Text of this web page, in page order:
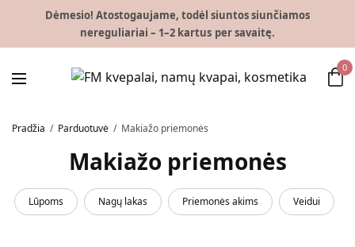
Dėmesio! Atostogaujame, todėl siuntos siunčiamos
nereguliariai – 1–2 kartus per savaitę.
0
Pradžia / Parduotuvė / Makiažo priemonės
Makiažo priemonės
Lūpoms Nagų lakas Priemonės akims Veidui